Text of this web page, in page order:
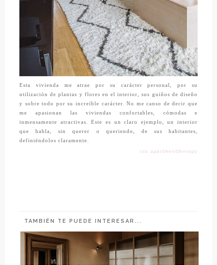
Esta vivienda me atrae por su carácter personal, por su
utilización de plantas y flores en el interior, sus guiños de diseño
y sobre todo por su increíble carácter. No me canso de decir que
me apasionan las viviendas confortables, cómodas e
inmensamente atractivas. Este es un claro ejemplo, un interior
que habla, sin querer o queriendo, de sus habitantes,
definiéndolos claramente.
vía: apartmenttherapy
TAMBIÉN TE PUEDE INTERESAR...